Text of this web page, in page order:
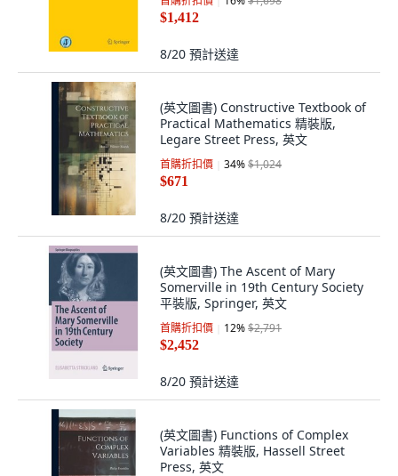
$1,412
8/20 預計送達
(英文圖書) Constructive Textbook of
Practical Mathematics 精裝版,
Legare Street Press, 英文
首購折扣價 34%$1,024
$671
8/20 預計送達
(英文圖書) The Ascent of Mary
Somerville in 19th Century Society
平裝版, Springer, 英文
首購折扣價 12%$2,791
$2,452
8/20 預計送達
(英文圖書) Functions of Complex
Variables 精裝版, Hassell Street
Press, 英文